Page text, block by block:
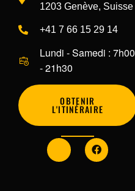
1203 Genève, Suisse
+41 7 66 15 29 14
Lundi - Samedi : 7h00
- 21h30
OBTENIR
L'ITINÉRAIRE